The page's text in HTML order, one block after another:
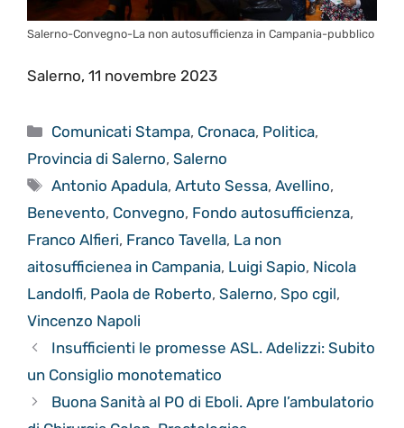
Salerno-Convegno-La non autosufficienza in Campania-pubblico
Salerno, 11 novembre 2023
Categorie
Comunicati Stampa, Cronaca, Politica,
Provincia di Salerno, Salerno
Tag
Antonio Apadula,Artuto Sessa,Avellino,
Benevento, Convegno, Fondo autosufficienza,
Franco Alfieri, Franco Tavella, La non
aitosufficienea in Campania, Luigi Sapio, Nicola
Landolfi, Paola de Roberto, Salerno, Spo cgil,
Vincenzo Napoli
Insufficienti le promesse ASL. Adelizzi: Subito
un Consiglio monotematico
Buona Sanità al PO di Eboli. Apre l’ambulatorio